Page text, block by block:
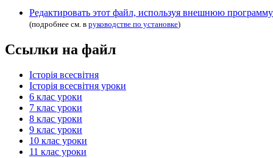
Редактировать этот файл, используя внешнюю программу
(подробнее см. в руководстве по установке)
Ссылки на файл
Історія всесвітня
Історія всесвітня уроки
6 клас уроки
7 клас уроки
8 клас уроки
9 клас уроки
10 клас уроки
11 клас уроки